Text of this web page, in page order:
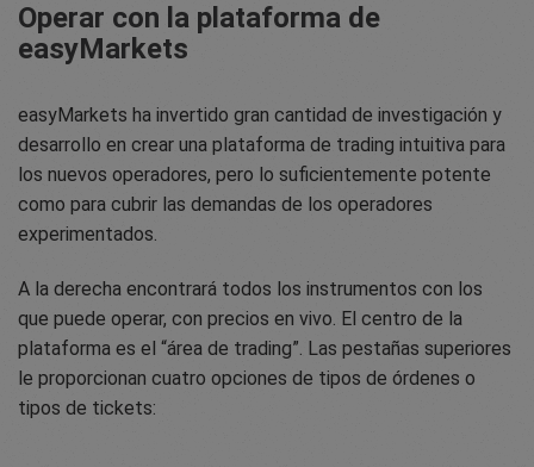
Operar con la plataforma de
easyMarkets
easyMarkets ha invertido gran cantidad de investigación y
desarrollo en crear una plataforma de trading intuitiva para
los nuevos operadores, pero lo suficientemente potente
como para cubrir las demandas de los operadores
experimentados.
A la derecha encontrará todos los instrumentos con los
que puede operar, con precios en vivo. El centro de la
plataforma es el “área de trading”. Las pestañas superiores
le proporcionan cuatro opciones de tipos de órdenes o
tipos de tickets: